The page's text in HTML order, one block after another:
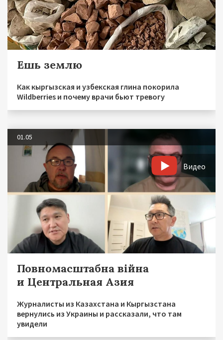
Ешь землю
Как кыргызская и узбекская глина покорила
Wildberries и почему врачи бьют тревогу
01.05
Видео
Повномасштабна війна
и Центральная Азия
Журналисты из Казахстана и Кыргызстана
вернулись из Украины и рассказали, что там
увидели